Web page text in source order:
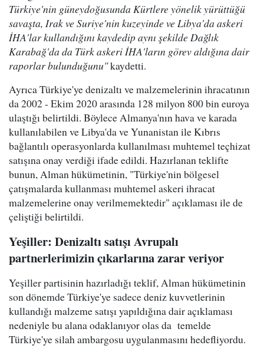
Türkiye'nin güneydoğusunda Kürtlere yönelik yürüttüğü
savaşta, Irak ve Suriye'nin kuzeyinde ve Libya'da askeri
İHA'lar kullandığını kaydedip aynı şekilde Dağlık
Karabağ'da da Türk askeri İHA'ların görev aldığına dair
raporlar bulunduğunu"kaydetti.
Ayrıca Türkiye'ye denizaltı ve malzemelerinin ihracatının
da 2002 - Ekim 2020 arasında 128 milyon 800 bin euroya
ulaştığı belirtildi. Böylece Almanya'nın hava ve karada
kullanılabilen ve Libya'da ve Yunanistan ile Kıbrıs
bağlantılı operasyonlarda kullanılması muhtemel teçhizat
satışına onay verdiği ifade edildi. Hazırlanan teklifte
bunun, Alman hükümetinin, "Türkiye'nin bölgesel
çatışmalarda kullanması muhtemel askeri ihracat
malzemelerine onay verilmemektedir" açıklaması ile de
çeliştiği belirtildi.
Yeşiller: Denizaltı satışı Avrupalı
partnerlerimizin çıkarlarına zarar veriyor
Yeşiller partisinin hazırladığı teklif, Alman hükümetinin
son dönemde Türkiye'ye sadece deniz kuvvetlerinin
kullandığı malzeme satışı yapıldığına dair açıklaması
nedeniyle bu alana odaklanıyor olas da temelde
Türkiye'ye silah ambargosu uygulanmasını hedefliyordu.